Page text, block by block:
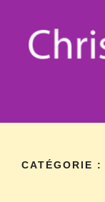
CATÉGORIE :